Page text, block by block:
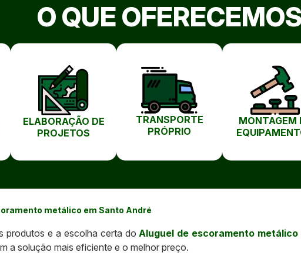
O QUE OFERECEMOS
ELABORAÇÃO DE
PROJETOS
TRANSPORTE
PRÓPRIO
MONTAGEM
metálico em Santo André
produtos e a escolha certa doAluguel de escoramento
a solução mais eficiente e o melhor preço.